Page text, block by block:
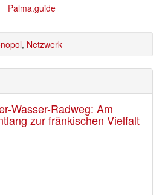
, Netzwerk
Wasser-Radweg: Am
zur fränkischen Vielfalt